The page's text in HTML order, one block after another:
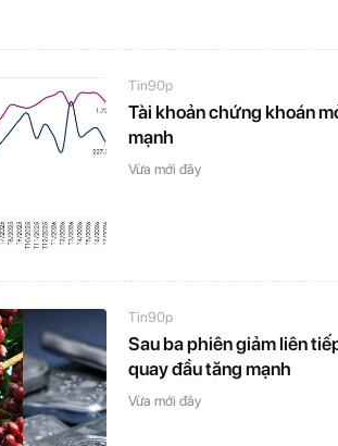
Tin90p
Tài khoản chứng khoán
mạnh
Vừa mới đây
Tin90p
Sau ba phiên giảm liên
quay đầu tăng mạnh
Vừa mới đây